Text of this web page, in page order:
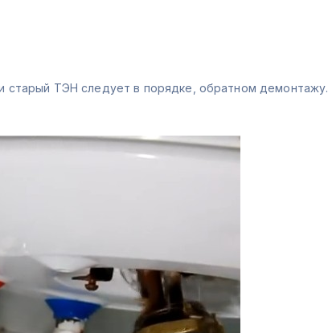
старый ТЭН следует в порядке, обратном демонтажу.